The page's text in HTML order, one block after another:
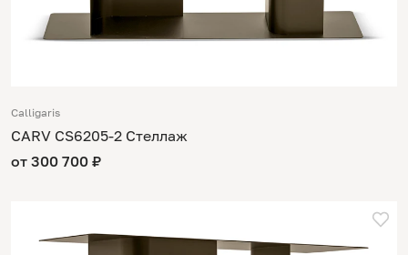
Calligaris
CARV CS6205-2 Стеллаж
от 300 700 ₽